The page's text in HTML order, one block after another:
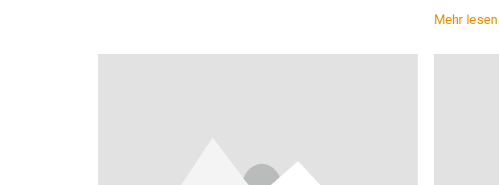
Mehr lesen